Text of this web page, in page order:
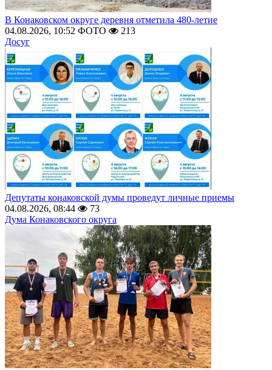
В Конаковском округе деревня отметила 480-летие
04.08.2026, 10:52 ФОТО
213
Досуг
Депутаты конаковской думы проведут личные приемы
04.08.2026, 08:44
73
Дума Конаковского округа